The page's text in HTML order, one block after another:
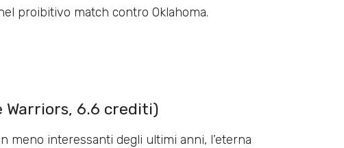
proibitivo match contro Oklahoma.
Warriors, 6.6 crediti)
meno interessanti degli ultimi anni, l’eterna